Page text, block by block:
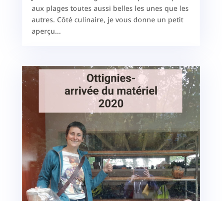
aux plages toutes aussi belles les unes que les
autres. Côté culinaire, je vous donne un petit
aperçu...